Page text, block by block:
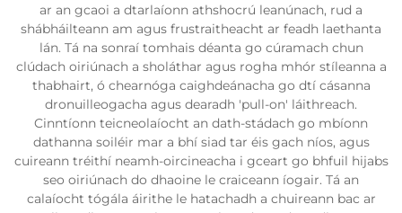
ar an gcaoi a dtarlaíonn athshocrú leanúnach, rud a
shábháilteann am agus frustraitheacht ar feadh laethanta
lán. Tá na sonraí tomhais déanta go cúramach chun
clúdach oiriúnach a sholáthar agus rogha mhór stíleanna a
thabhairt, ó chearnóga caighdeánacha go dtí cásanna
dronuilleogacha agus dearadh 'pull-on' láithreach.
Cinntíonn teicneolaíocht an dath-stádach go mbíonn
dathanna soiléir mar a bhí siad tar éis gach níos, agus
cuireann tréithí neamh-oircineacha i gceart go bhfuil hijabs
seo oiriúnach do dhaoine le craiceann íogair. Tá an
calaíocht tógála áirithe le hatachadh a chuireann bac ar